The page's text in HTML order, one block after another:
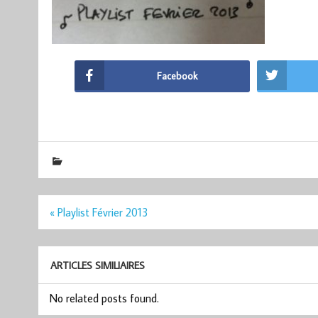
Facebook
Navigation
« Playlist Février 2013
ARTICLES SIMILIAIRES
No related posts found.